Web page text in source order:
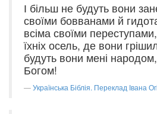
І більш не будуть вони
своїми бовванами й
всіма своїми
їхніх осель, де вони
будуть вони мені
Богом!
Українська Біблія. Переклад Івана